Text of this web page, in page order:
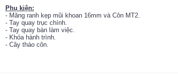
Phụ kiện:
- Măng ranh kẹp mũi khoan 16mm và Côn MT2.
- Tay quay trục chính.
- Tay quay bàn làm việc.
- Khóa hành trình.
- Cây tháo côn.